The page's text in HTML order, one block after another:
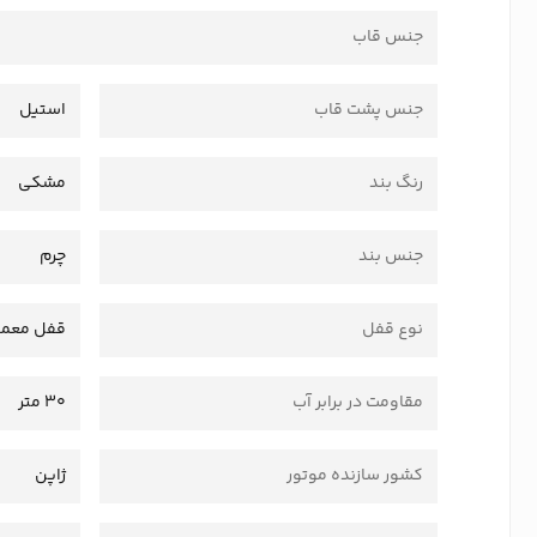
جنس قاب
جنس پشت قاب استیل
رنگ بند مشکی
جنس بند چرم
نوع قفل قفل
مقاومت در برابر آب 30 متر
کشور سازنده موتور ژاپن